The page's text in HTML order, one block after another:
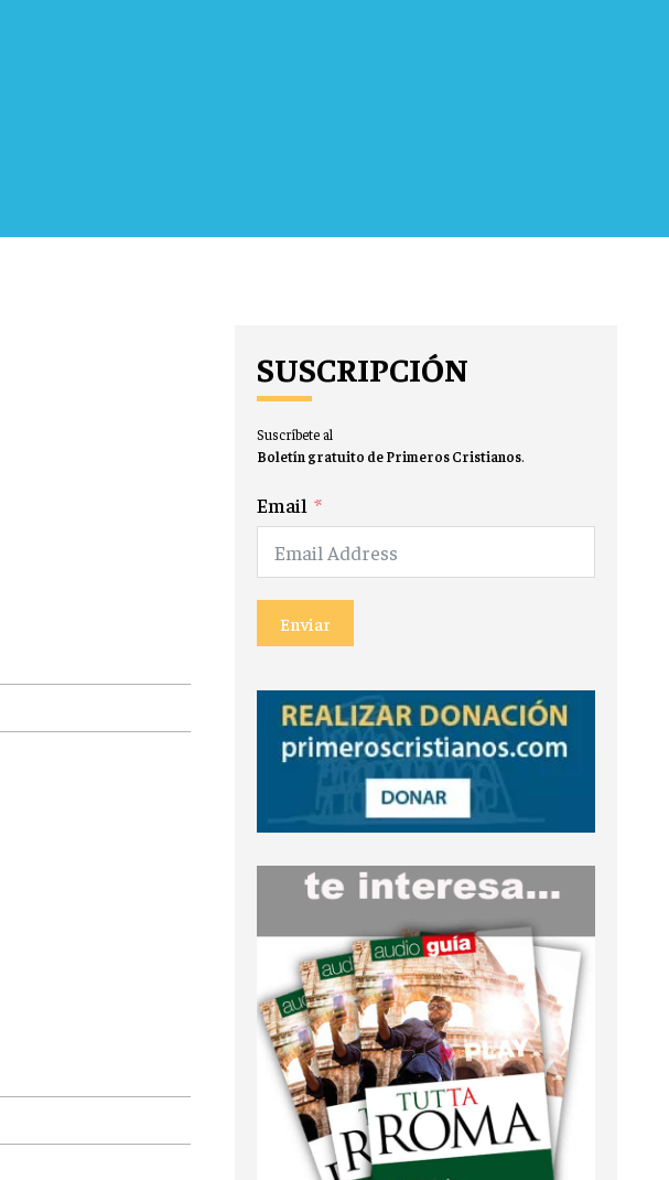
SUSCRIPCIÓN
Suscríbete al
Boletín gratuito de Primeros Cristianos.
Email
Enviar